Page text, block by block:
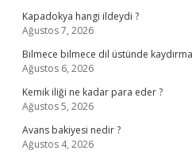
Kapadokya hangi ildeydi ?
Ağustos 7, 2026
Bilmece bilmece dil üstünde
Ağustos 6, 2026
Kemik iliği ne kadar para eder ?
Ağustos 5, 2026
Avans bakiyesi nedir ?
Ağustos 4, 2026